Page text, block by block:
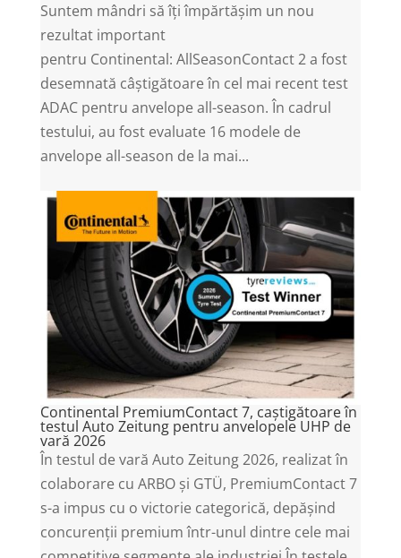
Suntem mândri să îți împărtășim un nou
rezultat important
pentru Continental: AllSeasonContact 2 a fost
desemnată câștigătoare în cel mai recent test
ADAC pentru anvelope all-season. În cadrul
testului, au fost evaluate 16 modele de
anvelope all-season de la mai...
Continental PremiumContact 7, caștigătoare în
testul Auto Zeitung pentru anvelopele UHP de
vară 2026
În testul de vară Auto Zeitung 2026, realizat în
colaborare cu ARBO și GTÜ, PremiumContact 7
s-a impus cu o victorie categorică, depășind
concurenții premium într-unul dintre cele mai